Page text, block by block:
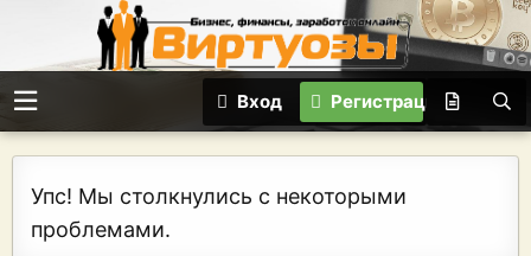
Вход Регистрация
Упс! Мы столкнулись с некоторыми
проблемами.